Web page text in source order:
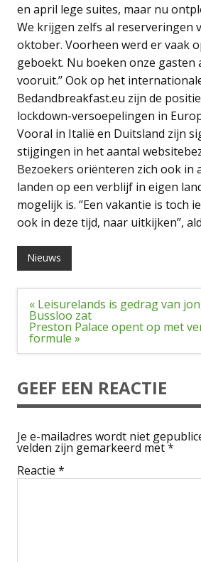
en april lege suites, maar nu
We krijgen zelfs al reserveringen
oktober. Voorheen werd er vaak
geboekt. Nu boeken onze gasten
vooruit.’’ Ook op het
Bedandbreakfast.eu zijn de
lockdown-versoepelingen in
Vooral in Italië en Duitsland zijn
stijgingen in het aantal
Bezoekers oriënteren zich ook in
landen op een verblijf in eigen
mogelijk is. ‘’Een vakantie is toch
ook in deze tijd, naar uitkijken’’,
Nieuws
Bericht
navigatie
« Leisurelands is gedrag van
Bussloo zat
Preston Palace opent op met
formule »
GEEF EEN REACTIE
Je e-mailadres wordt niet
velden zijn gemarkeerd met*
Reactie *